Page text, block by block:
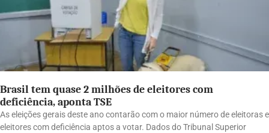
Brasil tem quase 2 milhões de eleitores com
deficiência, aponta TSE
As eleições gerais deste ano contarão com o maior número de eleitoras e
eleitores com deficiência aptos a votar. Dados do Tribunal Superior